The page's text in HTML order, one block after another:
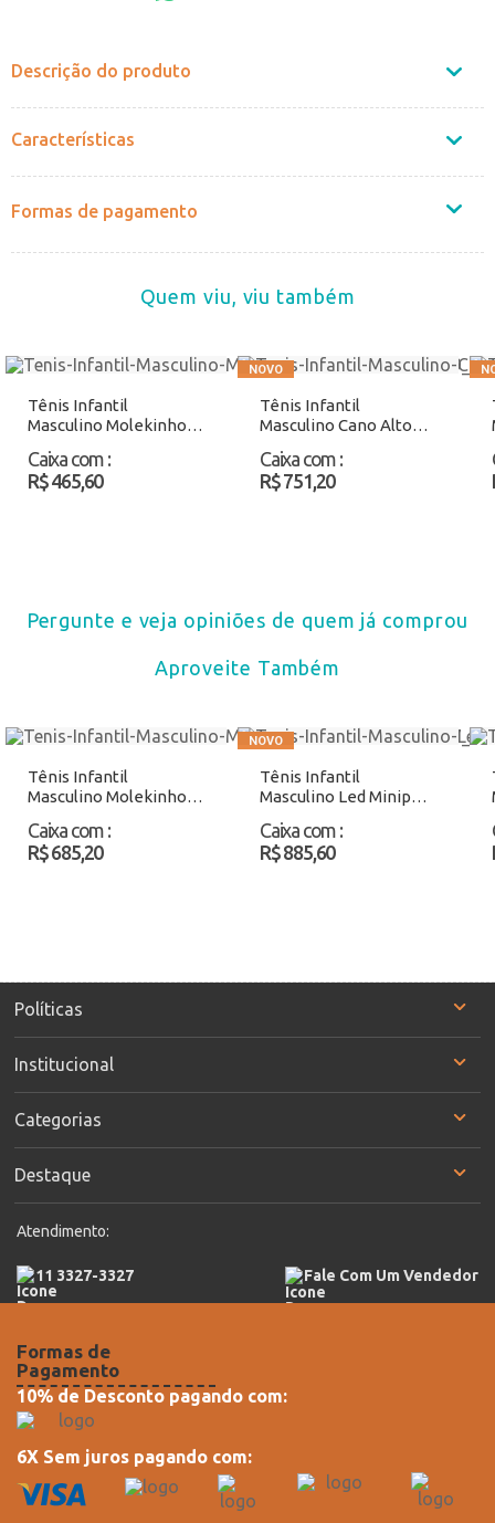
Descrição do produto
Características
Formas de pagamento
Quem viu, viu também
Tênis Infantil
Masculino Molekinho
Caixa com :
R$ 465,60
Tênis Infantil
Masculino Cano Alto
Azul/Branco Atacado
Caixa com :
R$ 751,20
Pergunte e veja opiniões de quem já comprou
Aproveite Também
Tênis Infantil
Masculino Molekinho
Atacado
Caixa com :
R$ 685,20
Tênis Infantil
Masculino Led Minipé
Branco/Vermelho
Atacado
Caixa com :
R$ 885,60
Políticas
Institucional
Categorias
Destaque
Atendimento:
11 3327-3327 Fale Com Um Vendedor
Formas de
Pagamento
10% de Desconto pagando com:
6X Sem juros pagando com: